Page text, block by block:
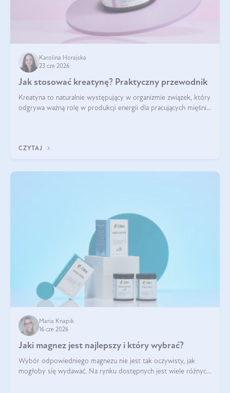
Karolina Horajska
23 cze 2026
Jak stosować kreatynę? Praktyczny przewodnik
Kreatyna to naturalnie występujący w organizmie związek, który
odgrywa ważną rolę w produkcji energii dla pracujących mięśni.
CZYTAJ
Maria Knapik
16 cze 2026
Jaki magnez jest najlepszy i który wybrać?
Wybór odpowiedniego magnezu nie jest tak oczywisty, jak
mogłoby się wydawać. Na rynku dostępnych jest wiele różnych